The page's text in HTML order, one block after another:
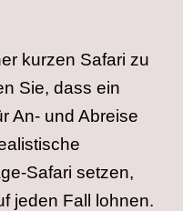
kurzen Safari zu
Sie, dass ein
An- und Abreise
Safari setzen,
jeden Fall lohnen.